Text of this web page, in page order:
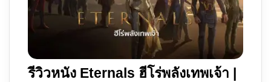
รีวิวหนัง Eternals ฮีโร่พลังเทพเจ้า |